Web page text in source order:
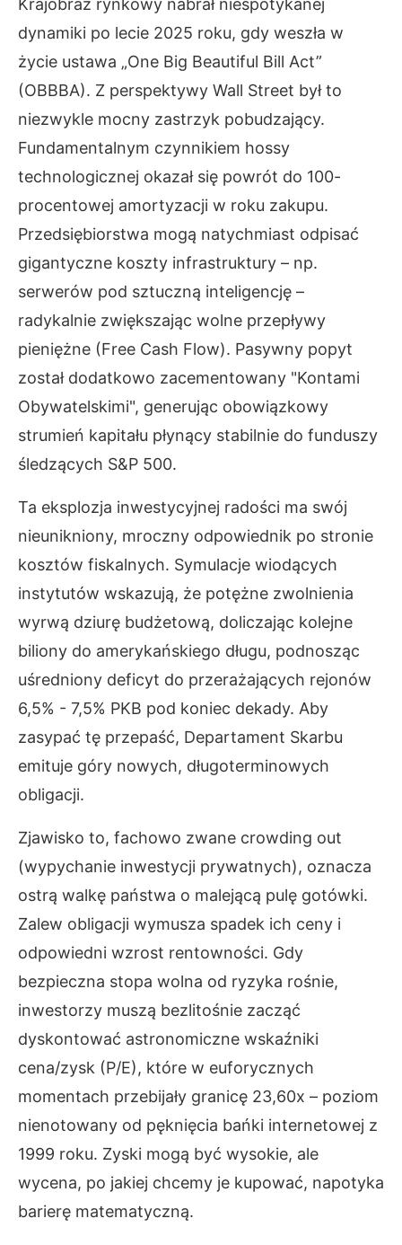
dynamiki po lecie 2025 roku, gdy weszła w
życie ustawa „One Big Beautiful Bill Act”
(OBBBA). Z perspektywy Wall Street był to
niezwykle mocny zastrzyk pobudzający.
Fundamentalnym czynnikiem hossy
technologicznej okazał się powrót do 100-
procentowej amortyzacji w roku zakupu.
Przedsiębiorstwa mogą natychmiast odpisać
gigantyczne koszty infrastruktury – np.
serwerów pod sztuczną inteligencję –
radykalnie zwiększając wolne przepływy
pieniężne (Free Cash Flow). Pasywny popyt
został dodatkowo zacementowany "Kontami
Obywatelskimi", generując obowiązkowy
strumień kapitału płynący stabilnie do funduszy
śledzących S&P 500.
Ta eksplozja inwestycyjnej radości ma swój
nieunikniony, mroczny odpowiednik po stronie
kosztów fiskalnych. Symulacje wiodących
instytutów wskazują, że potężne zwolnienia
wyrwą dziurę budżetową, doliczając kolejne
biliony do amerykańskiego długu, podnosząc
uśredniony deficyt do przerażających rejonów
6,5% - 7,5% PKB pod koniec dekady. Aby
zasypać tę przepaść, Departament Skarbu
emituje góry nowych, długoterminowych
obligacji.
Zjawisko to, fachowo zwane crowding out
(wypychanie inwestycji prywatnych), oznacza
ostrą walkę państwa o malejącą pulę gotówki.
Zalew obligacji wymusza spadek ich ceny i
odpowiedni wzrost rentowności. Gdy
bezpieczna stopa wolna od ryzyka rośnie,
inwestorzy muszą bezlitośnie zacząć
dyskontować astronomiczne wskaźniki
cena/zysk (P/E), które w euforycznych
momentach przebijały granicę 23,60x – poziom
nienotowany od pęknięcia bańki internetowej z
1999 roku. Zyski mogą być wysokie, ale
wycena, po jakiej chcemy je kupować, napotyka
barierę matematyczną.